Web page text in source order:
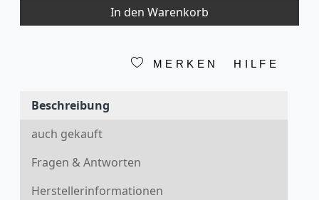
In den Warenkorb
MERKEN HILFE
Beschreibung
auch gekauft
Fragen & Antworten
Herstellerinformationen